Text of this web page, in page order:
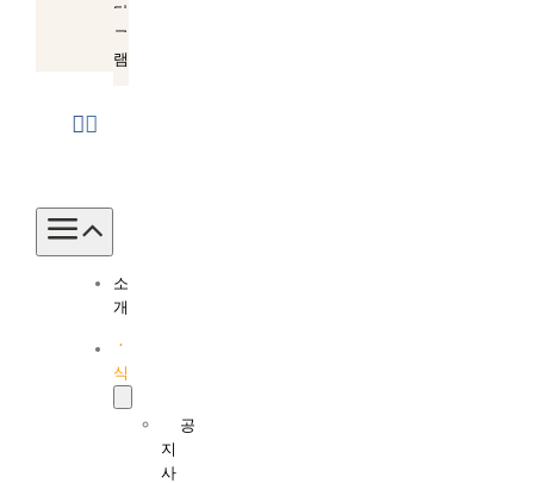
타
그
램
Toggle
Navigation
소
개
소
식
공
지
사